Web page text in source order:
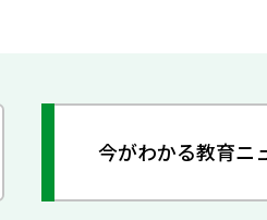
今がわかる教育ニ